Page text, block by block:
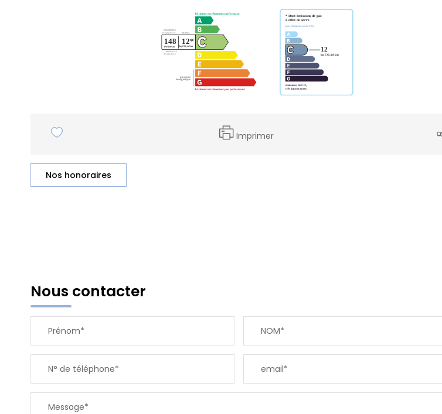
Imprimer
Nos honoraires
Nous contacter
Prénom* NOM*
N° de téléphone* email*
Message*